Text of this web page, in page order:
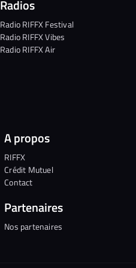
Radios
Radio RIFFX Festival
Radio RIFFX Vibes
Radio RIFFX Air
A propos
RIFFX
Crédit Mutuel
Contact
Partenaires
Nos partenaires